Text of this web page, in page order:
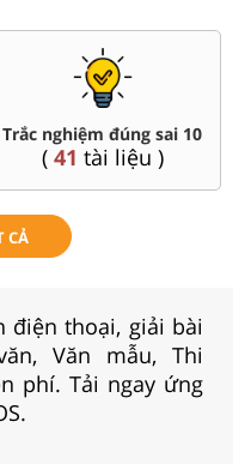
Trắc nghiệm đúng sai 10
( 41 tài liệu )
CẢ
điện thoại, giải bài
Văn mẫu, Thi
phí. Tải ngay ứng